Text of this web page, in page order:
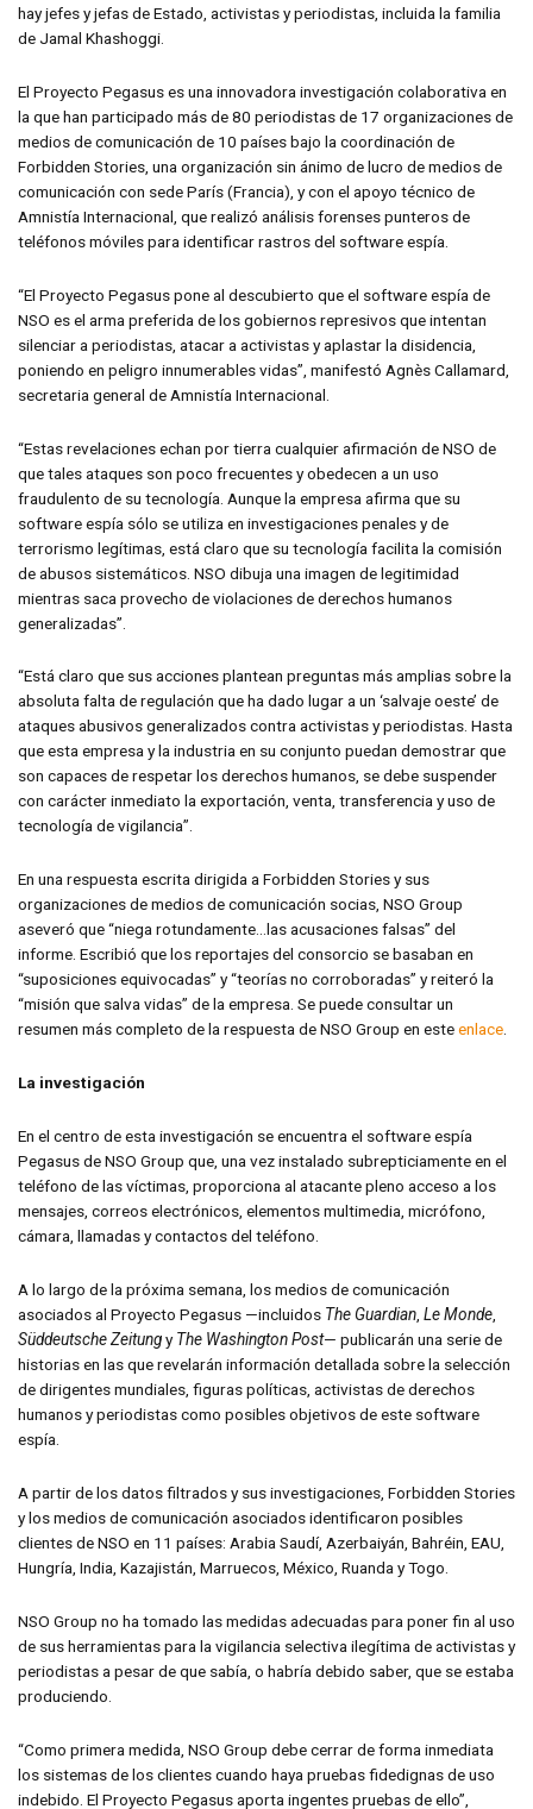
hay jefes y jefas de Estado, activistas y periodistas, incluida la familia
de Jamal Khashoggi.
El Proyecto Pegasus es una innovadora investigación colaborativa en
la que han participado más de 80 periodistas de 17 organizaciones de
medios de comunicación de 10 países bajo la coordinación de
Forbidden Stories, una organización sin ánimo de lucro de medios de
comunicación con sede París (Francia), y con el apoyo técnico de
Amnistía Internacional, que realizó análisis forenses punteros de
teléfonos móviles para identificar rastros del software espía.
“El Proyecto Pegasus pone al descubierto que el software espía de
NSO es el arma preferida de los gobiernos represivos que intentan
silenciar a periodistas, atacar a activistas y aplastar la disidencia,
poniendo en peligro innumerables vidas”, manifestó Agnès Callamard,
secretaria general de Amnistía Internacional.
“Estas revelaciones echan por tierra cualquier afirmación de NSO de
que tales ataques son poco frecuentes y obedecen a un uso
fraudulento de su tecnología. Aunque la empresa afirma que su
software espía sólo se utiliza en investigaciones penales y de
terrorismo legítimas, está claro que su tecnología facilita la comisión
de abusos sistemáticos. NSO dibuja una imagen de legitimidad
mientras saca provecho de violaciones de derechos humanos
generalizadas”.
“Está claro que sus acciones plantean preguntas más amplias sobre la
absoluta falta de regulación que ha dado lugar a un ‘salvaje oeste’ de
ataques abusivos generalizados contra activistas y periodistas. Hasta
que esta empresa y la industria en su conjunto puedan demostrar que
son capaces de respetar los derechos humanos, se debe suspender
con carácter inmediato la exportación, venta, transferencia y uso de
tecnología de vigilancia”.
En una respuesta escrita dirigida a Forbidden Stories y sus
organizaciones de medios de comunicación socias, NSO Group
aseveró que “niega rotundamente…las acusaciones falsas” del
informe. Escribió que los reportajes del consorcio se basaban en
“suposiciones equivocadas” y “teorías no corroboradas” y reiteró la
“misión que salva vidas” de la empresa. Se puede consultar un
resumen más completo de la respuesta de NSO Group en esteenlace.
La investigación
En el centro de esta investigación se encuentra el software espía
Pegasus de NSO Group que, una vez instalado subrepticiamente en el
teléfono de las víctimas, proporciona al atacante pleno acceso a los
mensajes, correos electrónicos, elementos multimedia, micrófono,
cámara, llamadas y contactos del teléfono.
A lo largo de la próxima semana, los medios de comunicación
asociados al Proyecto Pegasus —incluidos The Guardian, Le Monde,
Süddeutsche ZeitungyThe Washington Post— publicarán una serie de
historias en las que revelarán información detallada sobre la selección
de dirigentes mundiales, figuras políticas, activistas de derechos
humanos y periodistas como posibles objetivos de este software
espía.
A partir de los datos filtrados y sus investigaciones, Forbidden Stories
y los medios de comunicación asociados identificaron posibles
clientes de NSO en 11 países: Arabia Saudí, Azerbaiyán, Bahréin, EAU,
Hungría, India, Kazajistán, Marruecos, México, Ruanda y Togo.
NSO Group no ha tomado las medidas adecuadas para poner fin al uso
de sus herramientas para la vigilancia selectiva ilegítima de activistas y
periodistas a pesar de que sabía, o habría debido saber, que se estaba
produciendo.
“Como primera medida, NSO Group debe cerrar de forma inmediata
los sistemas de los clientes cuando haya pruebas fidedignas de uso
indebido. El Proyecto Pegasus aporta ingentes pruebas de ello”,